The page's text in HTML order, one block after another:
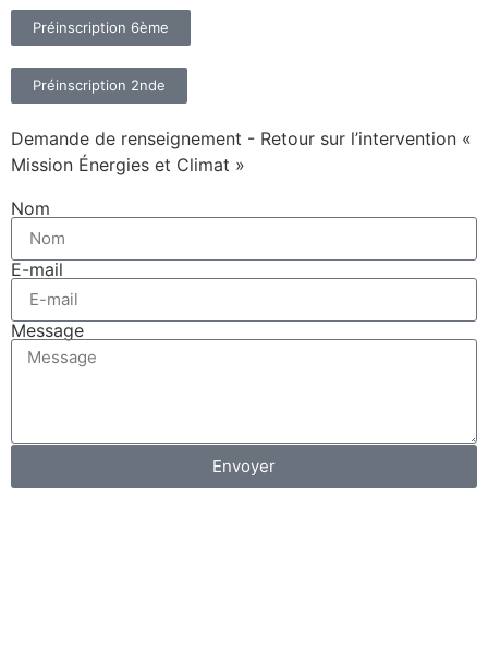
Préinscription 6ème
Préinscription 2nde
Demande de renseignement - Retour sur l’intervention «
Mission Énergies et Climat »
Nom
E-mail
Message
Envoyer